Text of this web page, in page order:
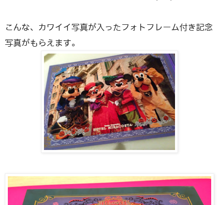
こんな、カワイイ写真が入ったフォトフレーム付き記念
写真がもらえます。